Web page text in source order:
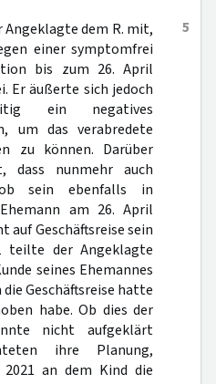
5
Angeklagte dem R. mit,
einer symptomfrei
bis zum 26. April
Er äußerte sich jedoch
ein negatives
um das verabredete
zu können. Darüber
nunmehr auch
sein ebenfalls in
am 26. April
auf Geschäftsreise sein
teilte der Angeklagte
seines Ehemannes
Geschäftsreise hatte
habe. Ob dies der
nicht aufgeklärt
ihre Planung,
an dem Kind die